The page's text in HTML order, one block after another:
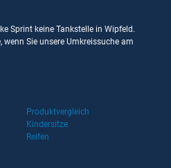
Sprint keine Tankstelle in Wipfeld.
Sie unsere Umkreissuche am
Produktvergleich
Kindersitze
Reifen